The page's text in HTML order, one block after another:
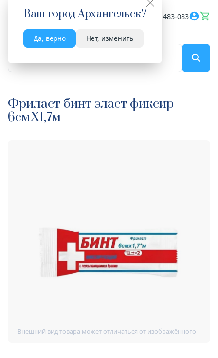
Ваш городАрхангельск?
Да, верно Нет, изменить
Весь сайт 8182 483-083
Фриласт бинт эласт фиксир
6смX1,7м